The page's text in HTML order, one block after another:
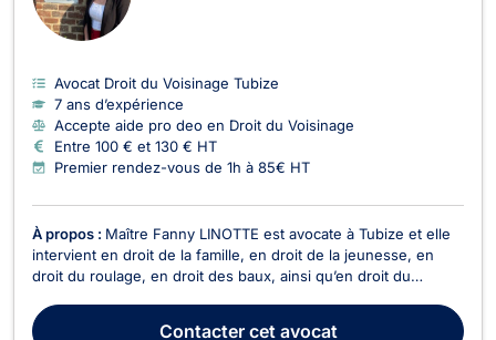
Avocat Droit du Voisinage Tubize
7 ans d’expérience
Accepte aide pro deo en Droit du Voisinage
Entre 100 € et 130 € HT
Premier rendez-vous de 1h à 85€ HT
À propos : Maître Fanny LINOTTE est avocate à Tubize et elle
intervient en droit de la famille, en droit de la jeunesse, en
droit du roulage, en droit des baux, ainsi qu’en droit du
Maître Fanny LINOTTE exerce en droit de la famille dans ses
Contactercet avocat